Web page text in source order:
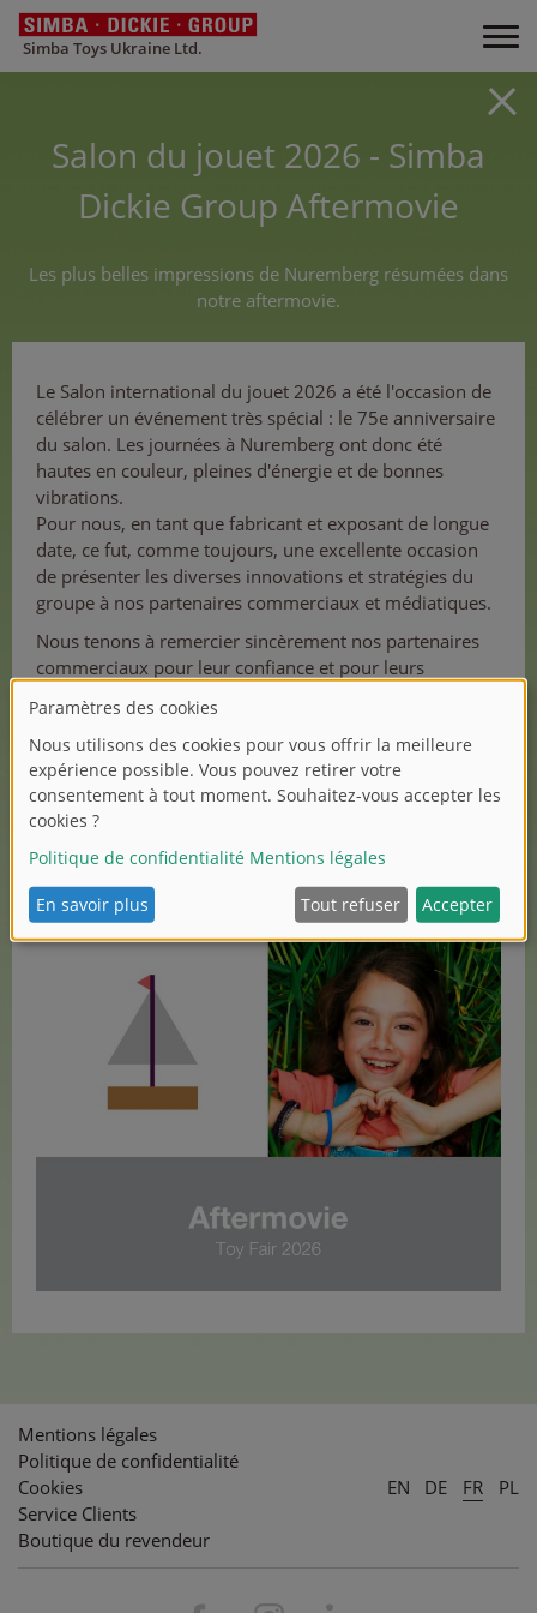
Simba Toys Ukraine Ltd.
Salon du jouet 2026 - Simba
Dickie Group Aftermovie
Les plus belles impressions de Nuremberg résumées dans
notre aftermovie.
Le Salon international du jouet 2026 a été l'occasion de
célébrer un événement très spécial : le 75e anniversaire
du salon. Les journées à Nuremberg ont donc été
hautes en couleur, pleines d'énergie et de bonnes
vibrations.
Pour nous, en tant que fabricant et exposant de longue
date, ce fut, comme toujours, une excellente occasion
de présenter les diverses innovations et stratégies du
groupe à nos partenaires commerciaux et médiatiques.
Nous tenons à remercier sincèrement nos partenaires
commerciaux pour leur confiance et pour leurs
groupe Simba Dickie.
Afin de conserver les merveilleux souvenirs du Salon
international du jouet 2026 et de commencer la
nouvelle année avec beaucoup d'inspiration, nous
LinkedInetInstagram
Mentions légales
Politique de confidentialité
Cookies
Service Clients
Boutique du revendeur
EN DE FR PL